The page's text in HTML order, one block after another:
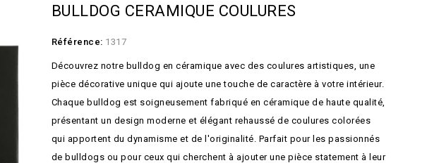
BULLDOG CERAMIQUE COULURES
Référence: 1317
Découvrez notre bulldog en céramique avec des coulures artistiques, une
pièce décorative unique qui ajoute une touche de caractère à votre intérieur.
Chaque bulldog est soigneusement fabriqué en céramique de haute qualité,
présentant un design moderne et élégant rehaussé de coulures colorées
qui apportent du dynamisme et de l'originalité. Parfait pour les passionnés
de bulldogs ou pour ceux qui cherchent à ajouter une pièce statement à leur